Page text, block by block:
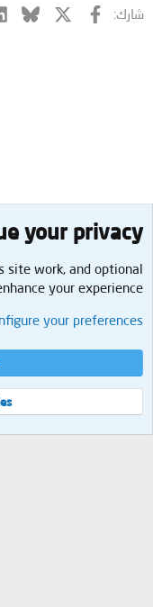
شارك: فيسبوك
الجمال والعناية الشخصية
Cookies
العربية
إتصل بنا
الشروط والقوانين
your privacy
site work, and optional
your experience.
your preferences